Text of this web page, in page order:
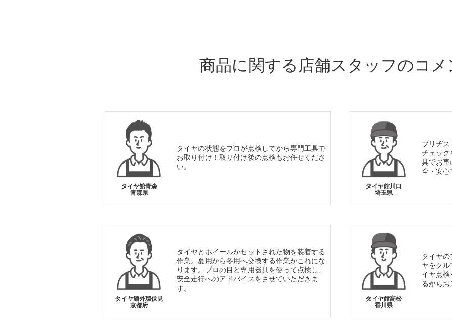
商品に関する店舗スタッフのコメ
タイヤ館青森
青森県
タイヤの状態をプロが点検してから専門工具で
お取り付け！取り付け後の点検もお任せくださ
い。
タイヤ館川口
埼玉県
ブリヂ
チェック
具でお車
全・安心
タイヤ館外環伏見
京都府
タイヤとホイールがセットされた物を装着する
作業。夏用から冬用へ交換する作業がこれにな
ります。プロの目と専用器具を使って点検し、
安全走行へのアドバイスをさせていただきま
す。
タイヤ館高松
香川県
タイヤ
ヤをク
イヤ点
るからお